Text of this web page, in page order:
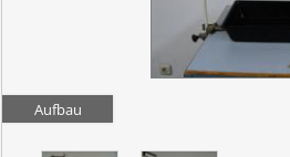
Aufbau